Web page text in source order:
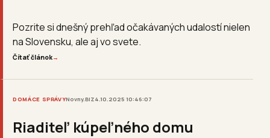
Pozrite si dnešný prehľad očakávaných udalostí nielen
na Slovensku, ale aj vo svete.
Čítať článok→
DOMÁCE SPRÁVYNovny.BIZ4.10.2025 10:46:07
Riaditeľ kúpeľného domu